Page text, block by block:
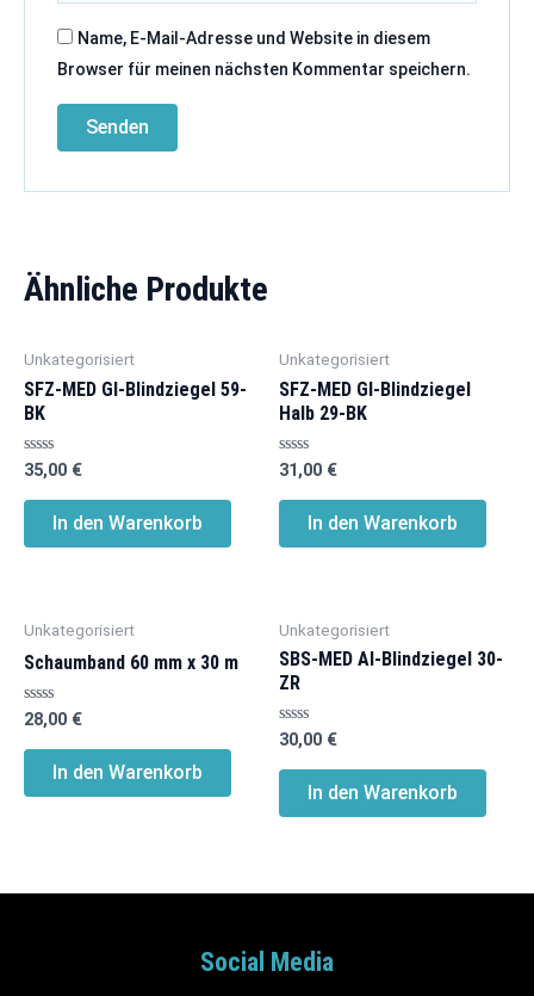
Name, E-Mail-Adresse und Website in diesem
Browser für meinen nächsten Kommentar speichern.
Ähnliche Produkte
Unkategorisiert
SFZ-MED Gl-Blindziegel 59-
BK
Bewertet
mit
0
35,00 €
In den Warenkorb
Unkategorisiert
SFZ-MED Gl-Blindziegel
Halb 29-BK
Bewertet
mit
0
31,00 €
In den Warenkorb
Unkategorisiert
Schaumband 60 mm x 30 m
Bewertet
mit
0
28,00 €
In den Warenkorb
Unkategorisiert
SBS-MED Al-Blindziegel 30-
ZR
Bewertet
mit
0
30,00 €
In den Warenkorb
Social Media